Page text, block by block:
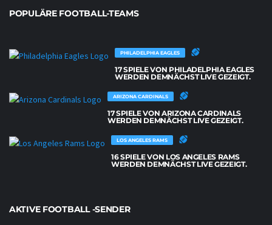
POPULÄRE FOOTBALL-TEAMS
PHILADELPHIA EAGLES
17 SPIELE VON PHILADELPHIA EAGLES
WERDEN DEMNÄCHST LIVE GEZEIGT.
ARIZONA CARDINALS
17 SPIELE VON ARIZONA CARDINALS
WERDEN DEMNÄCHST LIVE GEZEIGT.
LOS ANGELES RAMS
16 SPIELE VON LOS ANGELES RAMS
WERDEN DEMNÄCHST LIVE GEZEIGT.
AKTIVE FOOTBALL -SENDER